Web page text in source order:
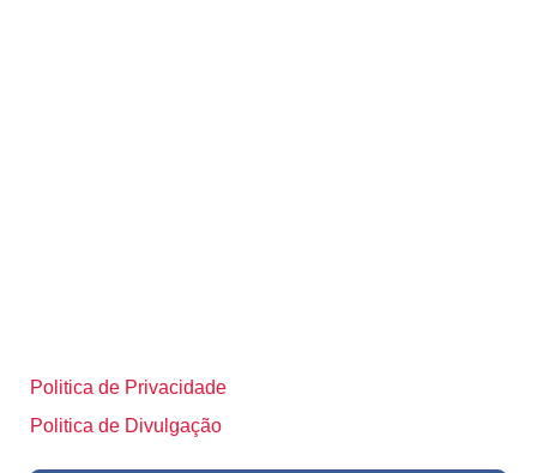
Politica de Privacidade
Politica de Divulgação